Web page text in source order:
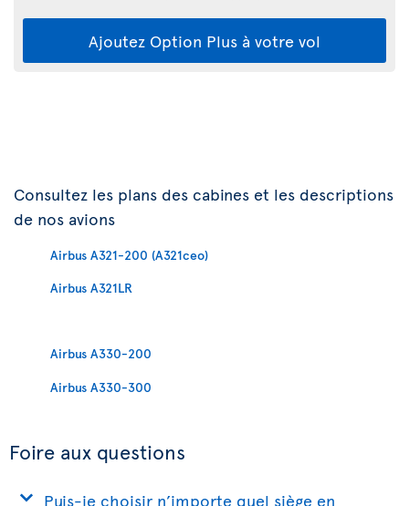
Ajoutez Option Plus à votre vol
Consultez les plans des cabines et les descriptions
de nos avions
Airbus A321-200 (A321ceo)
Airbus A321LR
Airbus A330-200
Airbus A330-300
Foire aux questions
Puis-je choisir n’importe quel siège en